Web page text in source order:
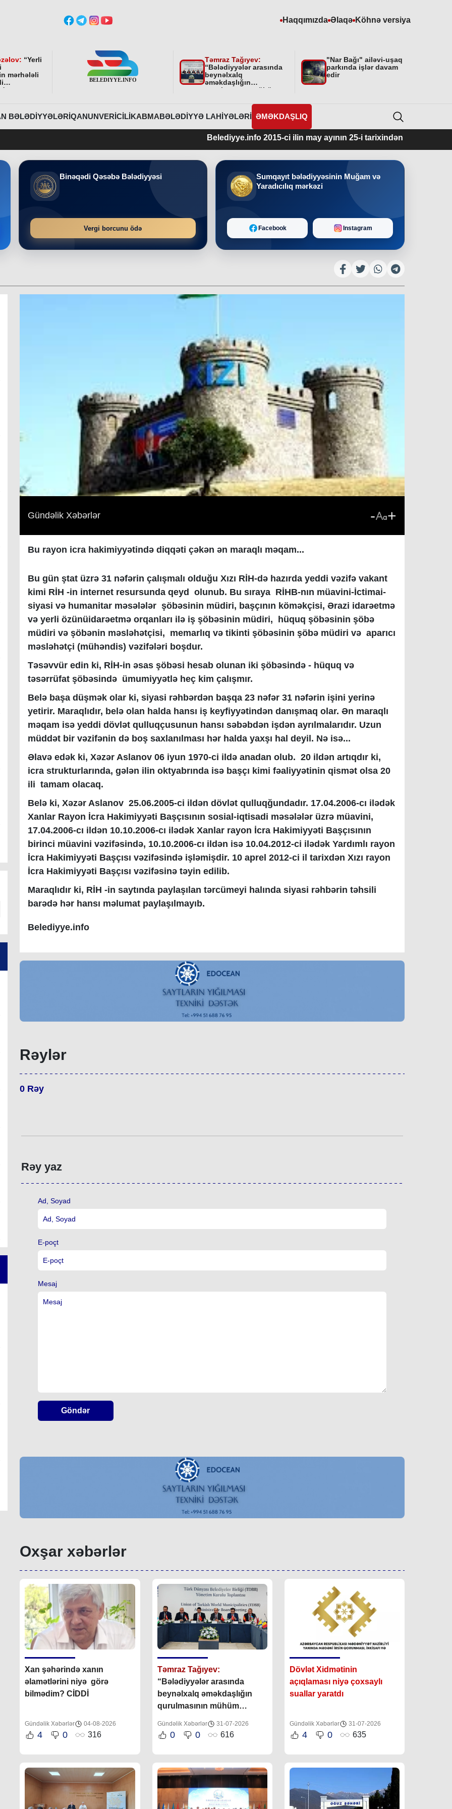
Haqqımızda Əlaqə Köhnə versiya
“Yerli
mərhələli
”
Təmraz Tağıyev:
“Bələdiyyələr arasında
beynəlxalq
əməkdaşlığın
qurulmasının mühüm
"Nar Bağı" ailəvi-uşaq
parkında işlər davam
edir
BƏLƏDIYYƏLƏRIQANUNVERICILIKABMABƏLƏDIYYƏ LAHIYƏLƏRI ƏMƏKDAŞLIQ
Belediyye.info 2015-ci ilin may ayının 25-i tarixindən fəaliyyətdədir.
Binəqədi Qəsəbə Bələdiyyəsi
Vergi borcunu ödə
Sumqayıt bələdiyyəsinin Muğam və
Yaradıcılıq mərkəzi
Facebook Instagram
Gündəlik Xəbərlər - +
Bu rayon icra hakimiyyətində diqqəti çəkən ən maraqlı məqam...
Bu gün ştat üzrə 31 nəfərin çalışmalı olduğu Xızı RİH-də hazırda yeddi vəzifə vakant
kimi RİH -in internet resursunda qeyd olunub. Bu sıraya RİHB-nın müavini-İctimai-
siyasi və humanitar məsələlər şöbəsinin müdiri, başçının köməkçisi,Ərazi idarəetmə
və yerli özünüidarəetmə orqanları ilə iş şöbəsinin müdiri, hüquq şöbəsinin şöbə
müdiri və şöbənin məsləhətçisi, memarlıq və tikinti şöbəsinin şöbə müdiri və aparıcı
məsləhətçi (mühəndis) vəzifələri boşdur.
Təsəvvür edin ki, RİH-in əsas şöbəsi hesab olunan iki şöbəsində - hüquq və
təsərrüfat şöbəsində ümumiyyətlə heç kim çalışmır.
Belə başa düşmək olar ki, siyasi rəhbərdən başqa 23 nəfər 31 nəfərin işini yerinə
yetirir. Maraqlıdır, belə olan halda hansı iş keyfiyyətindən danışmaq olar. Ən maraqlı
məqam isə yeddi dövlət qulluqçusunun hansı səbəbdən işdən ayrılmalarıdır. Uzun
müddət bir vəzifənin də boş saxlanılması hər halda yaxşı hal deyil. Nə isə...
Əlavə edək ki, Xəzər Aslanov 06 iyun 1970-ci ildə anadan olub. 20 ildən artıqdır ki,
icra strukturlarında, gələn ilin oktyabrında isə başçı kimi fəaliyyətinin qismət olsa 20
ili tamam olacaq.
Belə ki, Xəzər Aslanov25.06.2005-ci ildən dövlət qulluqğundadır. 17.04.2006-cı ilədək
Xanlar Rayon İcra Hakimiyyəti Başçısının sosial-iqtisadi məsələlər üzrə müavini,
17.04.2006-cı ildən 10.10.2006-cı ilədək Xanlar rayon İcra Hakimiyyəti Başçısının
birinci müavini vəzifəsində, 10.10.2006-cı ildən isə 10.04.2012-ci ilədək Yardımlı rayon
İcra Hakimiyyəti Başçısı vəzifəsində işləmişdir. 10 aprel 2012-ci il tarixdən Xızı rayon
İcra Hakimiyyəti Başçısı vəzifəsinə təyin edilib.
Maraqlıdır ki, RİH -in saytında paylaşılan tərcümeyi halında siyasi rəhbərin təhsili
barədə hər hansı məlumat paylaşılmayıb.
Belediyye.info
Rəylər
0 Rəy
Rəy yaz
Ad, Soyad
E-poçt
Mesaj
Göndər
Oxşar xəbərlər
Xan şəhərində xanın
əlamətlərini niyə görə
bilmədim? CİDDİ
Gündəlik Xəbərlər 04-08-2026
4 0 316
Təmraz Tağıyev:
“Bələdiyyələr arasında
beynəlxalq əməkdaşlığın
qurulmasının mühüm
Gündəlik Xəbərlər 31-07-2026
0 0 616
Dövlət Xidmətinin
açıqlaması niyə çoxsaylı
suallar yaratdı
Gündəlik Xəbərlər 31-07-2026
4 0 635